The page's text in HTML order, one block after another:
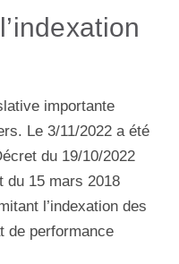
importante
Le 3/11/2022 a été
du 19/10/2022
du 15 mars 2018
l’indexation des
de performance